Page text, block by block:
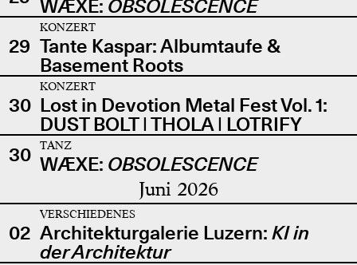
WÆXE: OBSOLESCENCE
29
KONZERT
Tante Kaspar: Albumtaufe &
Basement Roots
30
KONZERT
Lost in Devotion Metal Fest Vol. 1:
DUST BOLT | THOLA | LOTRIFY
30
TANZ
WÆXE: OBSOLESCENCE
Juni 2026
02
VERSCHIEDENES
Architekturgalerie Luzern: KI in
der Architektur